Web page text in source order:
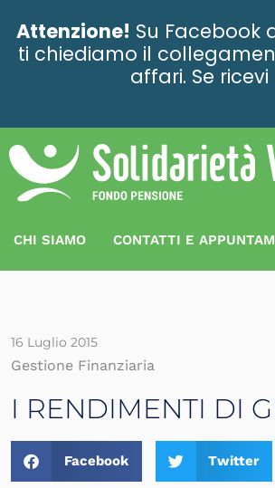
Attenzione! Su Facebook
ti chiediamo il
affari. Se
CHI SIAMO CONTATTI E
16 Luglio 2015
Gestione Finanziaria
I RENDIMENTI DI
Facebook Twitter